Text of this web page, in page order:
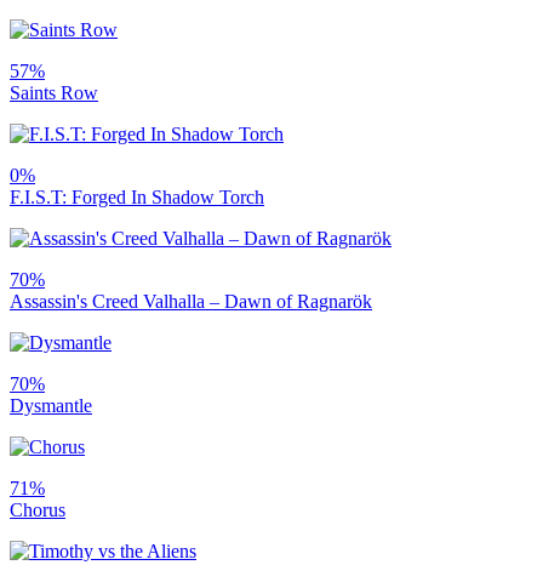
57%
Saints Row
0%
F.I.S.T: Forged In Shadow Torch
70%
Assassin's Creed Valhalla – Dawn of Ragnarök
70%
Dysmantle
71%
Chorus